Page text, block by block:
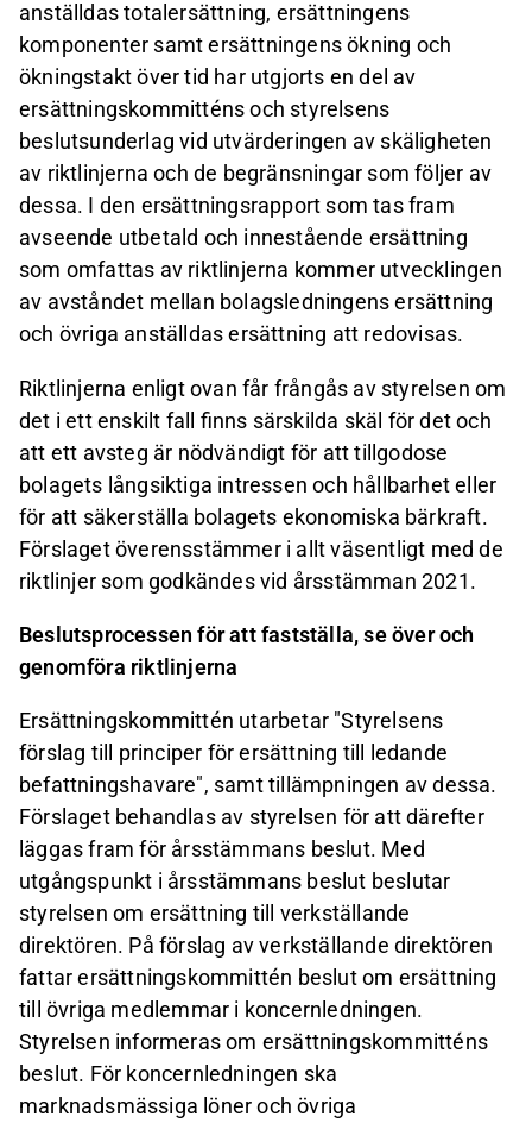
anställdas totalersättning, ersättningens
komponenter samt ersättningens ökning och
ökningstakt över tid har utgjorts en del av
ersättningskommitténs och styrelsens
beslutsunderlag vid utvärderingen av skäligheten
av riktlinjerna och de begränsningar som följer av
dessa. I den ersättningsrapport som tas fram
avseende utbetald och innestående ersättning
som omfattas av riktlinjerna kommer utvecklingen
av avståndet mellan bolagsledningens ersättning
och övriga anställdas ersättning att redovisas.
Riktlinjerna enligt ovan får frångås av styrelsen om
det i ett enskilt fall finns särskilda skäl för det och
att ett avsteg är nödvändigt för att tillgodose
bolagets långsiktiga intressen och hållbarhet eller
för att säkerställa bolagets ekonomiska bärkraft.
Förslaget överensstämmer i allt väsentligt med de
riktlinjer som godkändes vid årsstämman 2021.
Beslutsprocessen för att fastställa, se över och
genomföra riktlinjerna
Ersättningskommittén utarbetar "Styrelsens
förslag till principer för ersättning till ledande
befattningshavare", samt tillämpningen av dessa.
Förslaget behandlas av styrelsen för att därefter
läggas fram för årsstämmans beslut. Med
utgångspunkt i årsstämmans beslut beslutar
styrelsen om ersättning till verkställande
direktören. På förslag av verkställande direktören
fattar ersättningskommittén beslut om ersättning
till övriga medlemmar i koncernledningen.
Styrelsen informeras om ersättningskommitténs
beslut. För koncernledningen ska
marknadsmässiga löner och övriga